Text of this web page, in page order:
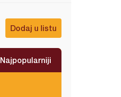
Dodaj u listu
Najpopularniji